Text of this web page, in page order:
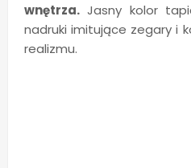
wnętrza.Jasny kolor
nadruki imitujące zegary i
realizmu.